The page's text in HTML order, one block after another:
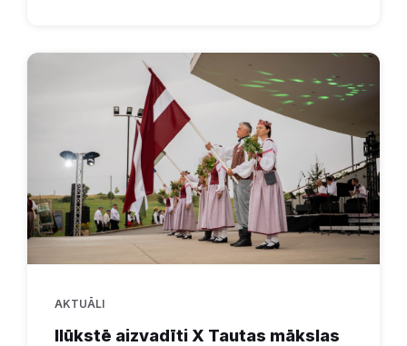
AKTUĀLI
Ilūkstē aizvadīti X Tautas mākslas